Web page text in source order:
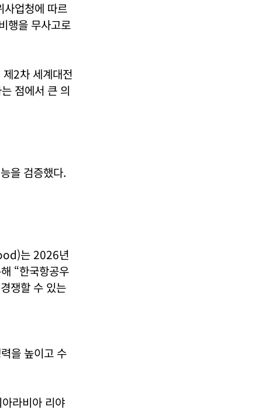
업청에 따르
행을 무사고로
2차 세계대전
점에서 큰 의
을 검증했다.
는 2026년
“한국항공우
쟁할 수 있는
을 높이고 수
라비아 리야